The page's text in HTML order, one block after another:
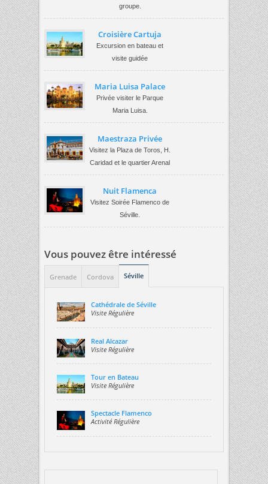
groupe.
Croisière Cartuja
Excursion en bateau et
visite guidée
Maria Luisa Palace
Privée visiter le Parque
Maria Luisa.
Maestraza Privée
Visitez la Plaza de Toros, H.
Caridad et le quartier Arenal
Nuit Flamenca
Visitez Soirée Flamenco de
Séville.
Vous pouvez être intéressé
Grenade Cordova Séville
Cathédrale de Séville
Visite Régulière
Real Alcazar
Visite Régulière
Tour en Bateau
Visite Régulière
Spectacle Flamenco
Activité Régulière